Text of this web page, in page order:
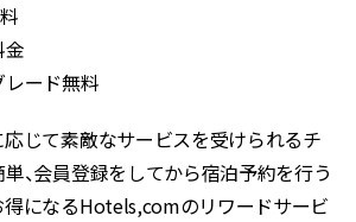
金
レード無料
応じて素敵なサービスを受けられるチ
単、会員登録をしてから宿泊予約を行う
得になるHotels,comのリワードサービ